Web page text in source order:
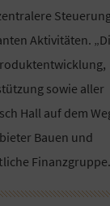
Aktivitäten.
sowie aller
Hall auf dem
Bauen und